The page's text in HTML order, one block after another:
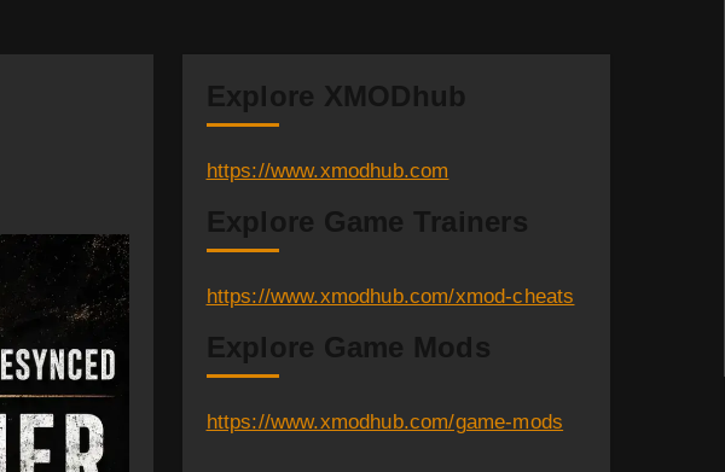
Explore XMODhub
https://www.xmodhub.com
Explore Game Trainers
https://www.xmodhub.com/xmod-cheats
Explore Game Mods
https://www.xmodhub.com/game-mods